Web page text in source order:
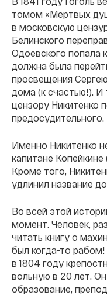
томом «Мертвых
в московскую
Белинского
Одоевского попала
должна была
просвещения
дома (к счастью!). И
цензору Никитенко
предосудительного.
Именно Никитенко
капитане Копейкине
Кроме того,
удлинил название
Во всей этой
момент. Человек,
читать книгу о
был когда-то рабом!
в 1804 году
вольную в 20 лет.
образование,